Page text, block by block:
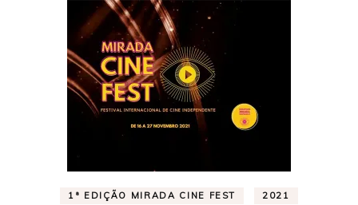
1ª EDIÇÃO MIRADA CINE FEST
2021